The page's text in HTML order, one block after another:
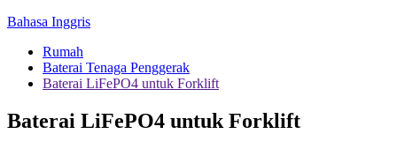
Bahasa Inggris
Rumah
Baterai Tenaga Penggerak
Baterai LiFePO4 untuk Forklift
Baterai LiFePO4 untuk Forklift